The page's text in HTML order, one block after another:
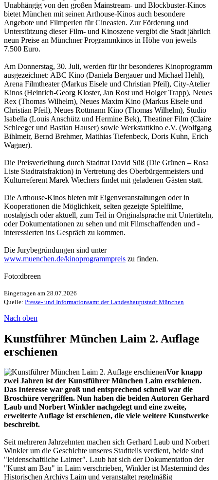
Unabhängig von den großen Mainstream- und Blockbuster-Kinos
bietet München mit seinen Arthouse-Kinos auch besondere
Angebote und Filmperlen für Cineasten. Zur Förderung und
Unterstützung dieser Film- und Kinoszene vergibt die Stadt jährlich
neun Preise an Münchner Programmkinos in Höhe von jeweils
7.500 Euro.
Am Donnerstag, 30. Juli, werden für ihr besonderes Kinoprogramm
ausgezeichnet: ABC Kino (Daniela Bergauer und Michael Hehl),
Arena Filmtheater (Markus Eisele und Christian Pfeil), City-Atelier
Kinos (Heinrich-Georg Kloster, Jan Rost und Holger Trapp), Neues
Rex (Thomas Wilhelm), Neues Maxim Kino (Markus Eisele und
Christian Pfeil), Neues Rottmann Kino (Thomas Wilhelm), Studio
Isabella (Louis Anschütz und Hermine Bek), Theatiner Film (Claire
Schleeger und Bastian Hauser) sowie Werkstattkino e.V. (Wolfgang
Bihlmeir, Bernd Brehmer, Matthias Tiefenbeck, Doris Kuhn, Erich
Wagner).
Die Preisverleihung durch Stadtrat David Süß (Die Grünen – Rosa
Liste Stadtratsfraktion) in Vertretung des Oberbürgermeisters und
Kulturreferent Marek Wiechers findet mit geladenen Gästen statt.
Die Arthouse-Kinos bieten mit Eigenveranstaltungen oder in
Kooperationen die Möglichkeit, selten gezeigte Spielfilme,
nostalgisch oder aktuell, zum Teil in Originalsprache mit Untertiteln,
oder Dokumentationen zu sehen und mit Filmschaffenden und -
interessierten ins Gespräch zu kommen.
Die Jurybegründungen sind unter
www.muenchen.de/kinoprogrammpreis zu finden.
Foto:dbreen
Eingetragen am 28.07.2026
Quelle: Presse- und Informationsamt der Landeshauptstadt München
Nach oben
Kunstführer München Laim 2. Auflage
erschienen
Vor knapp
zwei Jahren ist der Kunstführer München Laim erschienen.
Das Interesse war groß und entsprechend schnell war die
Broschüre vergriffen. Nun haben die beiden Autoren Gerhard
Laub und Norbert Winkler nachgelegt und eine zweite,
erweiterte Auflage ist erschienen, die viele weitere Kunstwerke
beschreibt.
Seit mehreren Jahrzehnten machen sich Gerhard Laub und Norbert
Winkler um die Geschichte unseres Stadtteils verdient, beide sind
"leidenschaftliche Laimer". Laub hat sich der Dokumentation der
"Kunst am Bau" in Laim verschrieben, Winkler ist Mastermind des
Historischen Archivs Laim und veranstaltet regelmäßig